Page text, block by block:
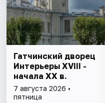
Гатчинский дворец
Интерьеры ХVIII -
начала ХХ в.
7 августа 2026 •
пятница